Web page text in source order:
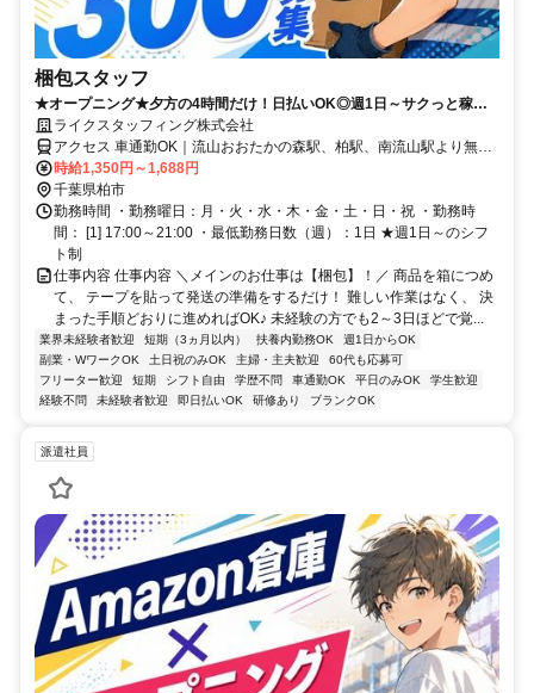
梱包スタッフ
★オープニング★夕方の4時間だけ！日払いOK◎週1日～サクっと稼ご
う♪Amazon新倉庫で簡単梱包作業★
ライクスタッフィング株式会社
アクセス 車通勤OK｜流山おおたかの森駅、柏駅、南流山駅より無料
送迎バスあり
時給1,350円～1,688円
千葉県柏市
勤務時間 ・勤務曜日：月・火・水・木・金・土・日・祝 ・勤務時
間： [1] 17:00～21:00 ・最低勤務日数（週）：1日 ★週1日～のシフ
ト制
仕事内容 仕事内容 ＼メインのお仕事は【梱包】！／ 商品を箱につめ
て、 テープを貼って発送の準備をするだけ！ 難しい作業はなく、 決
まった手順どおりに進めればOK♪ 未経験の方でも2～3日ほどで覚...
業界未経験者歓迎 短期（3ヵ月以内） 扶養内勤務OK
週1日からOK
副業・WワークOK
土日祝のみOK 主婦・主夫歓迎
60代も応募可
フリーター歓迎
短期 シフト自由 学歴不問 車通勤OK 平日のみOK
学生歓迎
経験不問
未経験者歓迎 即日払いOK 研修あり ブランクOK
派遣社員